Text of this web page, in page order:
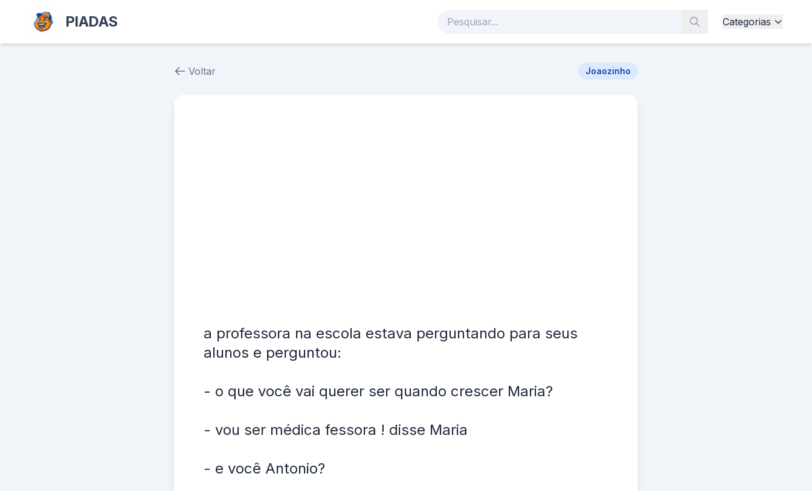
PIADAS Categorias
Voltar Joaozinho
a professora na escola estava perguntando para seus
alunos e perguntou:
- o que você vai querer ser quando crescer Maria?
- vou ser médica fessora ! disse Maria
- e você Antonio?